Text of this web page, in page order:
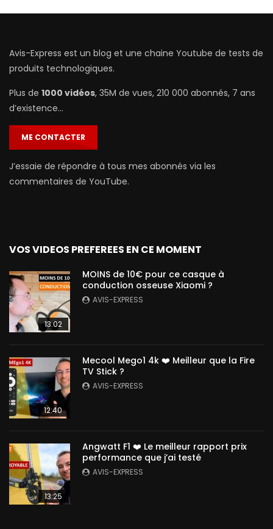
Avis-Express est un blog et une chaine Youtube de tests de
produits technologiques.
Plus de 1000 vidéos, 35M de vues, 210 000 abonnés, 7 ans
d’existence…
ME CONTACTER
J’essaie de répondre à tous mes abonnés via les
commentaires de YouTube.
VOS VIDEOS PREFEREES EN CE MOMENT
13:02
MOINS de 10€ pour ce casque à
conduction osseuse Xiaomi ?
AVIS-EXPRESS
12:40
Mecool Mego1 4k ❤️ Meilleur que la Fire
TV Stick ?
AVIS-EXPRESS
13:25
Angwatt F1 ❤️ Le meilleur rapport prix
performance que j’ai testé
AVIS-EXPRESS